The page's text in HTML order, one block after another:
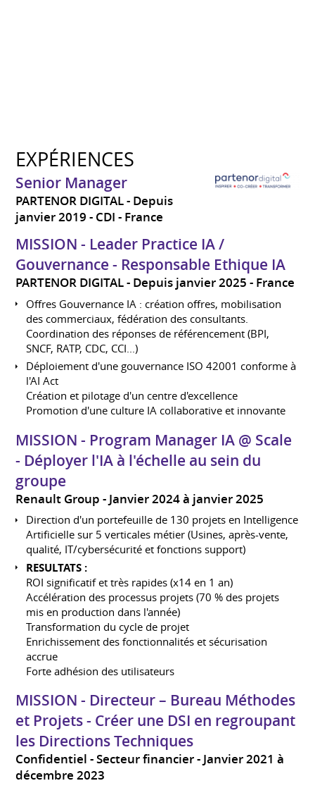
EXPÉRIENCES
Senior Manager
PARTENOR DIGITAL
Depuis
janvier 2019 CDI France
MISSION - Leader Practice IA /
Gouvernance - Responsable Ethique IA
PARTENOR DIGITAL Depuis janvier 2025 France
Offres Gouvernance IA : création offres, mobilisation
des commerciaux, fédération des consultants.
Coordination des réponses de référencement (BPI,
SNCF, RATP, CDC, CCI...)
Déploiement d'une gouvernance ISO 42001 conforme à
l'AI Act
Création et pilotage d'un centre d'excellence
Promotion d'une culture IA collaborative et innovante
MISSION - Program Manager IA @ Scale
- Déployer l'IA à l'échelle au sein du
groupe
Renault Group Janvier 2024 à janvier 2025
Direction d'un portefeuille de 130 projets en Intelligence
Artificielle sur 5 verticales métier (Usines, après-vente,
qualité, IT/cybersécurité et fonctions support)
RESULTATS :
ROI significatif et très rapides (x14 en 1 an)
Accélération des processus projets (70 % des projets
mis en production dans l'année)
Transformation du cycle de projet
Enrichissement des fonctionnalités et sécurisation
accrue
Forte adhésion des utilisateurs
MISSION - Directeur – Bureau Méthodes
et Projets - Créer une DSI en regroupant
les Directions Techniques
Confidentiel - Secteur financier
Janvier 2021 à
décembre 2023